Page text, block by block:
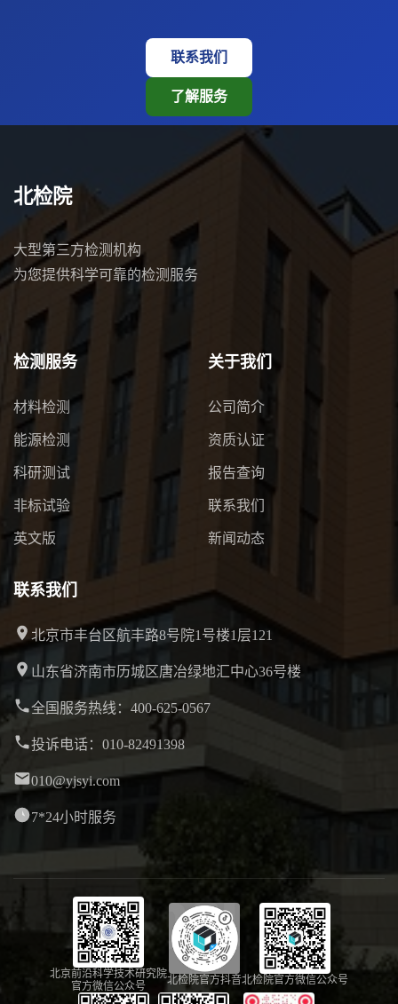
联系我们
了解服务
北检院
大型第三方检测机构
为您提供科学可靠的检测服务
检测服务
材料检测
能源检测
科研测试
非标试验
英文版
关于我们
公司简介
资质认证
报告查询
联系我们
新闻动态
联系我们
北京市丰台区航丰路8号院1号楼1层121
山东省济南市历城区唐冶绿地汇中心36号楼
全国服务热线：400-625-0567
投诉电话：010-82491398
010@yjsyi.com
7*24小时服务
北京前沿科学技术研究院
官方微信公众号
北检院官方抖音北检院官方微信公众号